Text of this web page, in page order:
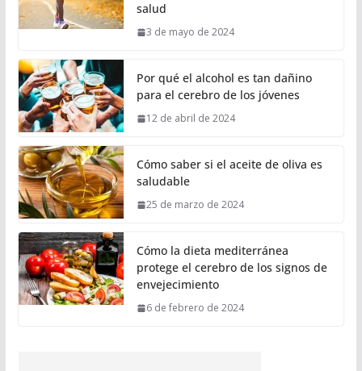
salud
3 de mayo de 2024
Por qué el alcohol es tan dañino
para el cerebro de los jóvenes
12 de abril de 2024
Cómo saber si el aceite de oliva es
saludable
25 de marzo de 2024
Cómo la dieta mediterránea
protege el cerebro de los signos de
envejecimiento
6 de febrero de 2024